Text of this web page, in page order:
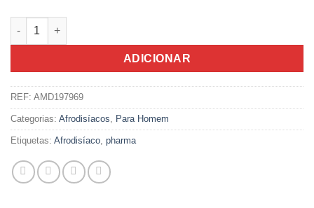
Quantidade de Libidine Eros Art Afrodisiaco Natural 4 Cápsulas
ADICIONAR
REF: AMD197969
Categorias: Afrodisíacos, Para Homem
Etiquetas: Afrodisíaco, pharma